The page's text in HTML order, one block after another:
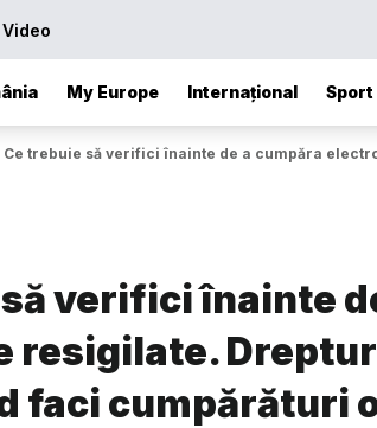
Video
My Europe Internațional Sport
Ce trebuie să verifici înainte de a cumpăra
verifici înainte
resigilate.
faci cumpărături